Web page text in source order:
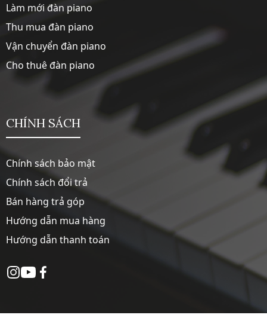
Làm mới đàn piano
Thu mua đàn piano
Vận chuyển đàn piano
Cho thuê đàn piano
CHÍNH SÁCH
Chính sách bảo mật
Chính sách đổi trả
Bán hàng trả góp
Hướng dẫn mua hàng
Hướng dẫn thanh toán